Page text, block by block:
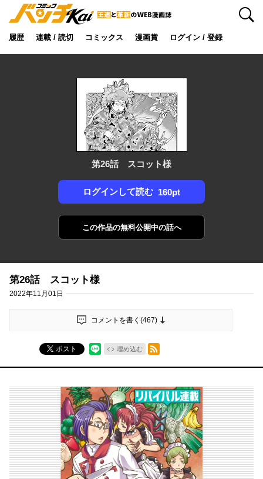
履歴 連載 / 読切 コミックス 漫画賞 ログイン / 登録
検索
第26話 スコット様
ログインして読む 160pt
この作品の無料公開中の話へ
第26話 スコット様
2022年11月01日
コメントを書く(467)
ポスト 埋め込む
RSSフィード